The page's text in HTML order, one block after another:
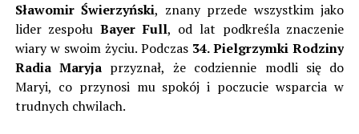
Sławomir Świerzyński, znany przede wszystkim jako
lider zespołu Bayer Full, od lat podkreśla znaczenie
wiary w swoim życiu. Podczas 34. Pielgrzymki Rodziny
Radia Maryja przyznał, że codziennie modli się do
Maryi, co przynosi mu spokój i poczucie wsparcia w
trudnych chwilach.